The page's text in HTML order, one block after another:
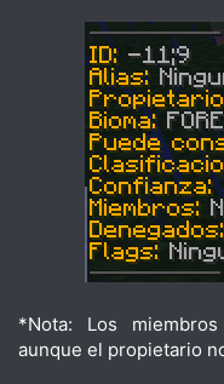
*Nota: Los
aunque el propietario